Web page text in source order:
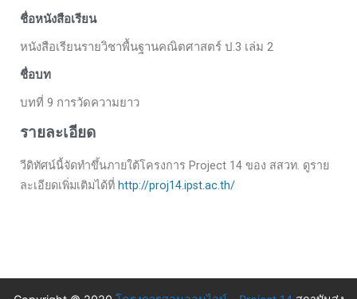
ชื่อหนังสือเรียน
หนังสือเรียนรายวิชาพื้นฐานคณิตศาสตร์ ป.3 เล่ม 2
ชื่อบท
บทที่ 9 การวัดความยาว
รายละเอียด
วีดิทัศน์นี้จัดทำขึ้นภายใต้โครงการ Project 14 ของ สสวท. ดูราย
ละเอียดเพิ่มเติมได้ที่ http://proj14.ipst.ac.th/